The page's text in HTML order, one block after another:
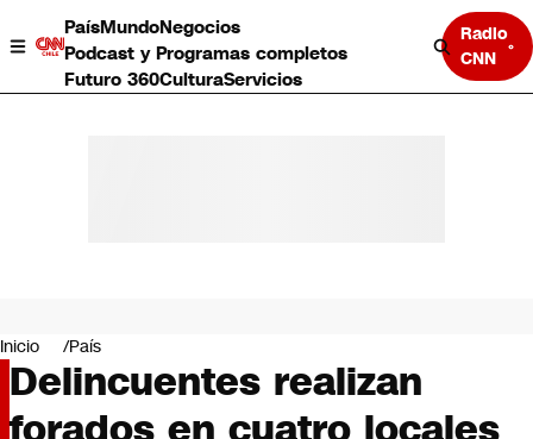
PaísMundoNegocios
Podcast y Programas completos
Futuro 360CulturaServicios
Radio
CNN
Negocios
Deportes
Programas completos
Cultura
Inicio País
Delincuentes realizan